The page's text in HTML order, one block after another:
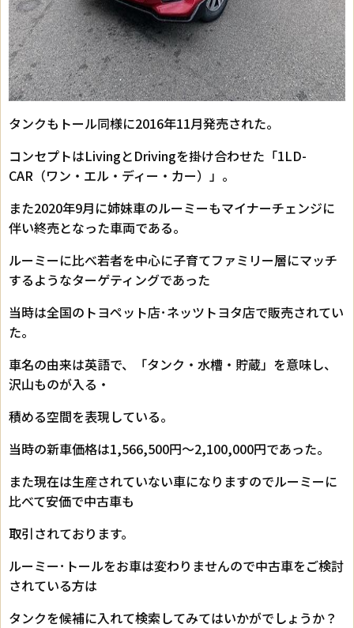
タンクもトール同様に2016年11月発売された。
コンセプトはLivingとDrivingを掛け合わせた「1LD-
CAR（ワン・エル・ディー・カー）」。
また2020年9月に姉妹車のルーミーもマイナーチェンジに
伴い終売となった車両である。
ルーミーに比べ若者を中心に子育てファミリー層にマッチ
するようなターゲティングであった
当時は全国のトヨペット店･ネッツトヨタ店で販売されてい
た。
車名の由来は英語で、「タンク・水槽・貯蔵」を意味し、
沢山ものが入る・
積める空間を表現している。
当時の新車価格は1,566,500円～2,100,000円であった。
また現在は生産されていない車になりますのでルーミーに
比べて安価で中古車も
取引されております。
ルーミー･トールをお車は変わりませんので中古車をご検討
されている方は
タンクを候補に入れて検索してみてはいかがでしょうか？